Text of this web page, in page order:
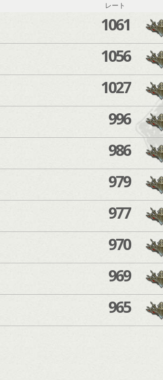
レート
1061
1056
1027
996
986
979
977
970
969
965